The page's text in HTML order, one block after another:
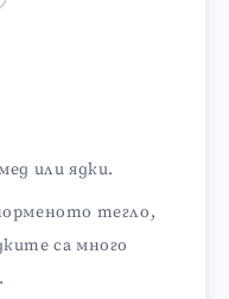
или ядки.
тегло,
са много